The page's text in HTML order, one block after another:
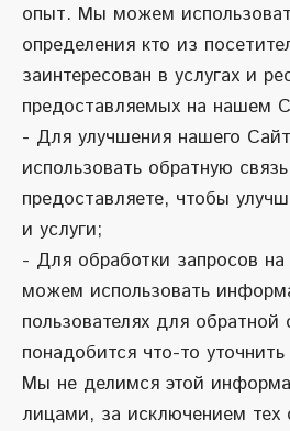
опыт. Мы можем
определения кто из
заинтересован в услугах и
предоставляемых на нашем
- Для улучшения нашего
использовать обратную
предоставляете, чтобы
и услуги;
- Для обработки запросов
можем использовать
пользователях для обратной
понадобится что-то
Мы не делимся этой
лицами, за исключением тех